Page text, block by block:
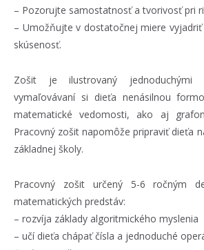
– Pozorujte samostatnosť a tvorivosť pri
– Umožňujte v dostatočnej miere
skúsenosť.
Zošit je ilustrovaný jednoduchými
vymaľovávaní si dieťa nenásilnou
matematické vedomosti, ako aj
Pracovný zošit napomôže pripraviť dieťa
základnej školy.
Pracovný zošit určený 5-6 ročným
matematických predstáv:
– rozvíja základy algoritmického myslenia
– učí dieťa chápať čísla a jednoduché